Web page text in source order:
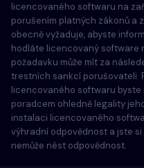
Türkçe
Polski
licencovaného softwaru na
porušením platných zákonů a
obecně vyžaduje, abyste
hodláte licencovaný software
požadavku může mít za
trestních sankcí porušovateli.
licencovaného softwaru byste
poradcem ohledně legality
instalaci licencovaného
výhradní odpovědnost a jste si
nemůže nést odpovědnost.